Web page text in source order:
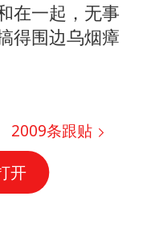
在一起，无事
得围边乌烟瘴
2009条跟贴
开